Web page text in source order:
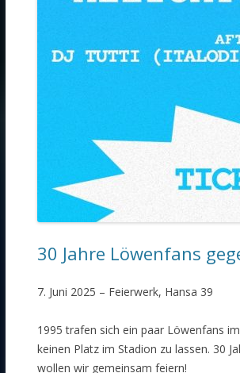
30 Jahre Löwenfans
7. Juni 2025 – Feierwerk, Hansa 39
1995 trafen sich ein paar Löwenfans
keinen Platz im Stadion zu lassen. 30
wollen wir gemeinsam feiern!